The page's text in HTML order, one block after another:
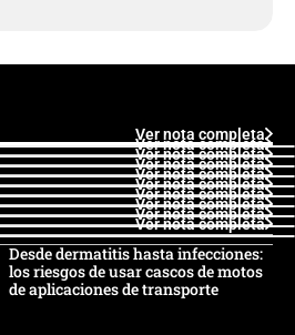
Ver nota completa
Ver nota completa
Ver nota completa
Ver nota completa
Ver nota completa
Ver nota completa
Ver nota completa
Ver nota completa
Ver nota completa
Ver nota completa
Desde dermatitis hasta infecciones:
los riesgos de usar cascos de motos
de aplicaciones de transporte